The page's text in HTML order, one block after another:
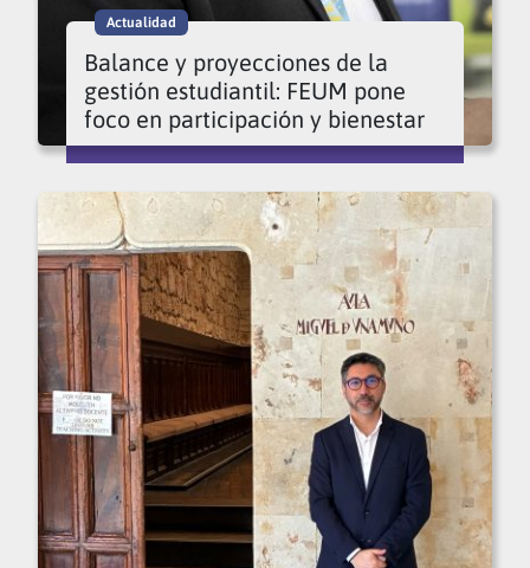
Actualidad
Balance y proyecciones de la
gestión estudiantil: FEUM pone
foco en participación y bienestar